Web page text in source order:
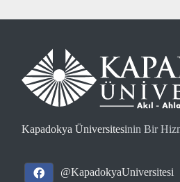
Kapadokya Üniversitesinin Bir
@KapadokyaUniversitesi